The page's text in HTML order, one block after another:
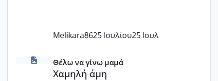
Melikara8625 Ιουλίου25 Ιουλ
Χαμηλή άμη
Θέλω να γίνω μαμά
Χαμηλή άμη